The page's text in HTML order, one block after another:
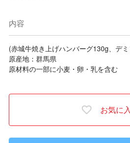
内容
(赤城牛焼き上げハンバーグ130g、デ
原産地：群馬県
原材料の一部に小麦・卵・乳を含む
お気に